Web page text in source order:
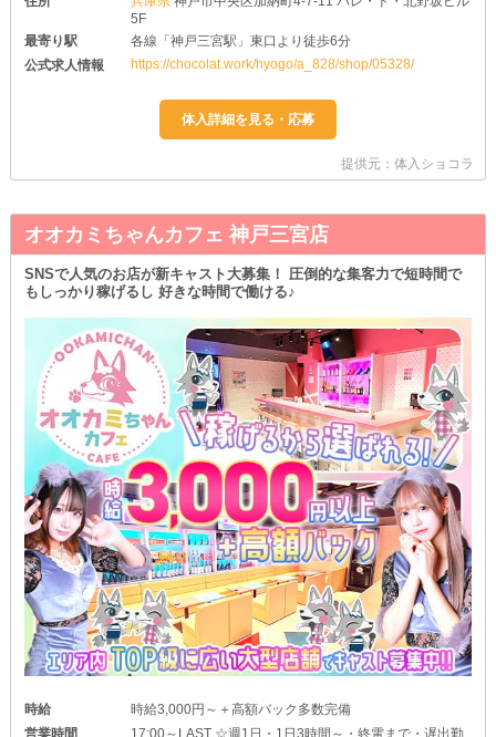
5F
最寄り駅
各線「神戸三宮駅」東口より徒歩6分
公式求人情報
https://chocolat.work/hyogo/a_828/shop/05328/
提供元：体入ショコラ
オオカミちゃんカフェ 神戸三宮店
SNSで人気のお店が新キャスト大募集！ 圧倒的な集客力で短時間で
もしっかり稼げるし 好きな時間で働ける♪
時給
時給3,000円～＋高額バック多数完備
営業時間
17:00～LAST ☆週1日・1日3時間～・終電まで・遅出勤